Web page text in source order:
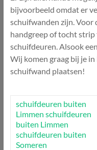
bijvoorbeeld omdat er
schuifwanden zijn. Voor
handgreep of tocht strip
schuifdeuren. Alsook
Wij komen graag bij je
schuifwand plaatsen!
schuifdeuren buiten
Limmen schuifdeuren
buiten Limmen
schuifdeuren buiten
Someren